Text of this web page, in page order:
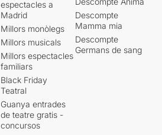
espectacles a
Madrid
Millors monòlegs
Millors musicals
Millors espectacles
familiars
Black Friday
Teatral
Guanya entrades
de teatre gratis -
concursos
Descompte
Mamma mia
Descompte
Germans de sang